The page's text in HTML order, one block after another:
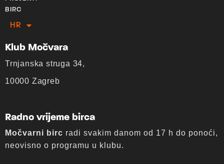
BIRC
HR
EN
Klub Močvara
Trnjanska struga 34,
10000 Zagreb
Radno vrijeme birca
Močvarni birc radi svakim danom od 17 h do ponoći,
neovisno o programu u klubu.